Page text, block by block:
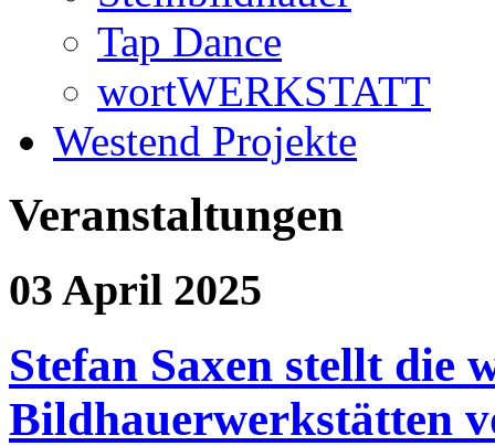
Tap Dance
wortWERKSTATT
Westend Projekte
Veranstaltungen
03 April 2025
Stefan Saxen stellt die
Bildhauerwerkstätten